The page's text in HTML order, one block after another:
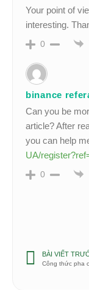
Your point of
interesting.
0
binance
Can you be
article? After
you can help
UA/
0
BÀI VIẾT
Công thức pha